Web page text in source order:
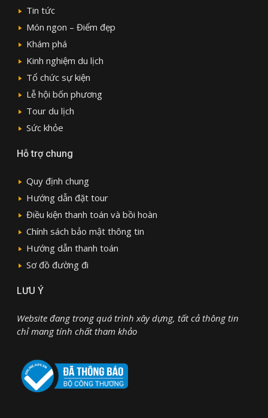
Tin tức
Món ngon – Điểm đẹp
Khám phá
Kinh nghiệm du lịch
Tổ chức sự kiện
Lễ hội bốn phương
Tour du lịch
Sức khỏe
Hỗ trợ chung
Quy định chung
Hướng dẫn đặt tour
Điều kiện thanh toán và bồi hoàn
Chính sách bảo mật thông tin
Hướng dẫn thanh toán
Sơ đồ đường đi
LƯU Ý
Website đang trong quá trình xây dựng, tất cả thông tin
chỉ mang tính chất tham khảo